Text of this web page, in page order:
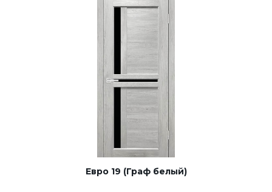
Евро 19 (Граф белый)